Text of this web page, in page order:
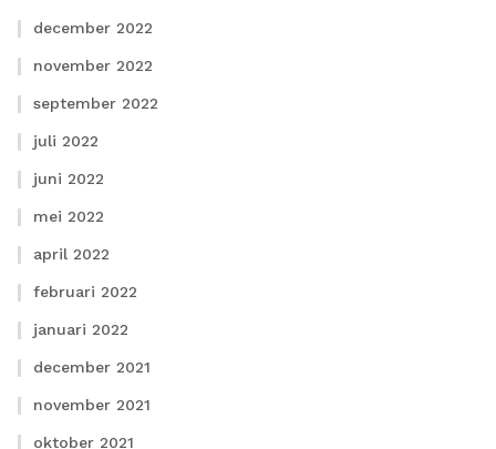
december 2022
november 2022
september 2022
juli 2022
juni 2022
mei 2022
april 2022
februari 2022
januari 2022
december 2021
november 2021
oktober 2021